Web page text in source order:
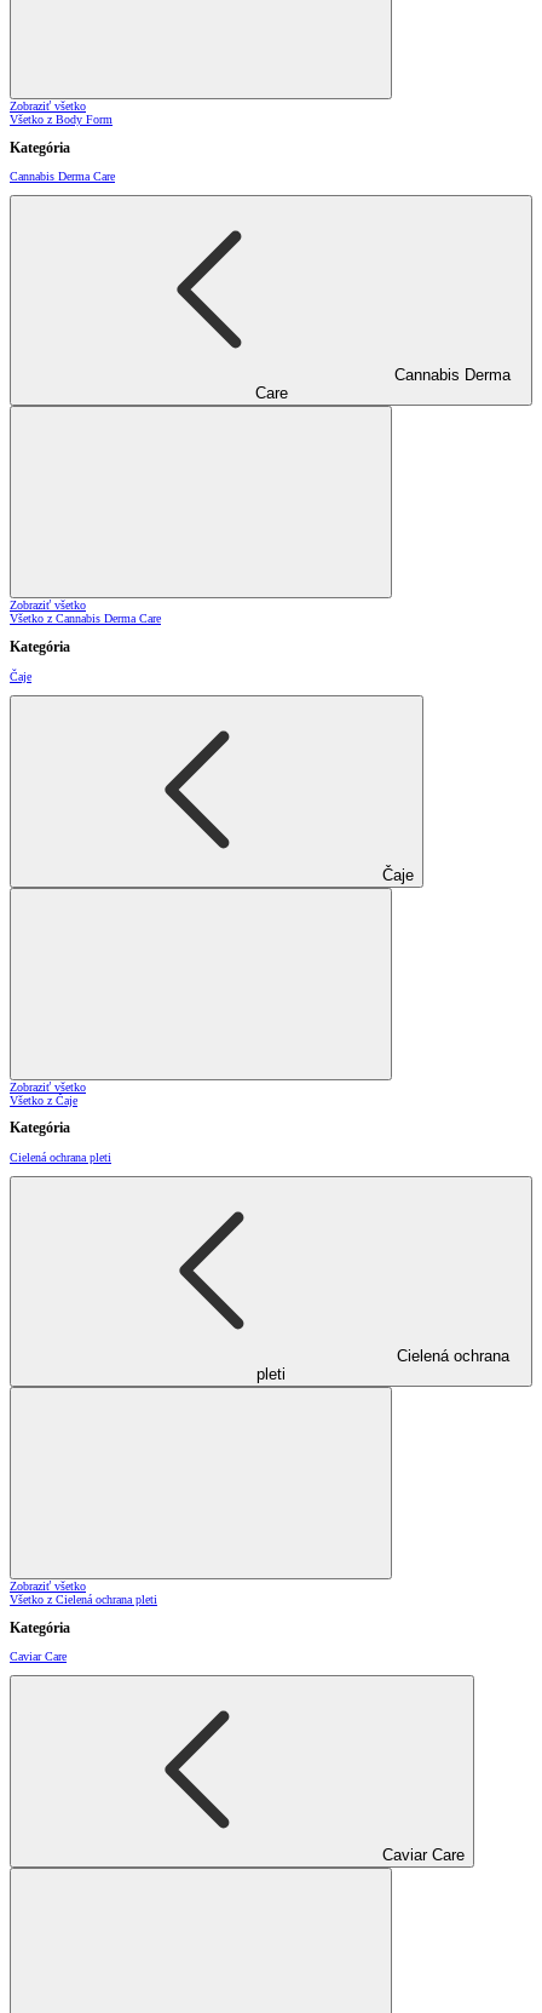
Zobraziť všetko
Všetko z Body Form
Kategória
Cannabis Derma Care
Cannabis Derma
Care
Zobraziť všetko
Všetko z Cannabis Derma Care
Kategória
Čaje
Čaje
Zobraziť všetko
Všetko z Čaje
Kategória
Cielená ochrana pleti
Cielená ochrana
pleti
Zobraziť všetko
Všetko z Cielená ochrana pleti
Kategória
Caviar Care
Caviar Care